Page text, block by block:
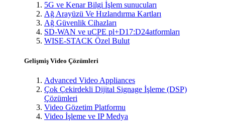
5G ve Kenar Bilgi İşlem sunucuları
Ağ Arayüzü Ve Hızlandırma Kartları
Ağ Güvenlik Cihazları
SD-WAN ve uCPE pl+D17:D24atformları
WISE-STACK Özel Bulut
Gelişmiş Video Çözümleri
Advanced Video Appliances
Çok Çekirdekli Dijital Signage İşleme (DSP)
Çözümleri
Video Gözetim Platformu
Video İşleme ve IP Medya